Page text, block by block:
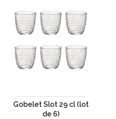
Gobelet Slot 29 cl (lot
de 6)